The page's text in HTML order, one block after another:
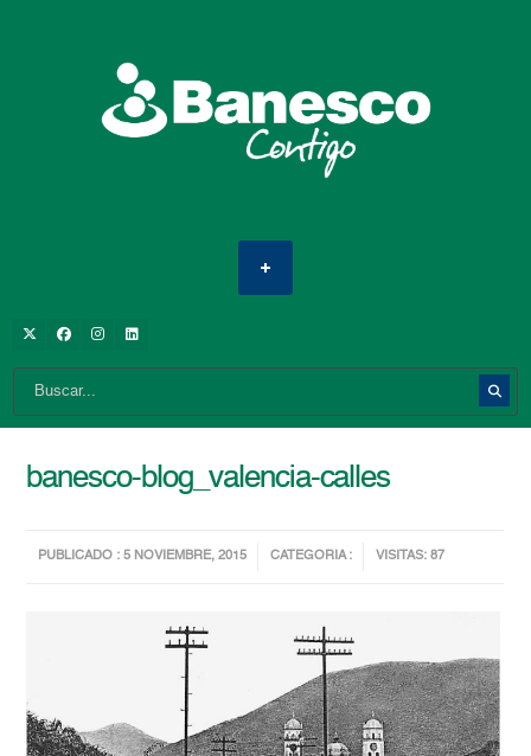
banesco-blog_valencia-calles
PUBLICADO : 5 NOVIEMBRE, 2015 CATEGORIA : VISITAS: 87